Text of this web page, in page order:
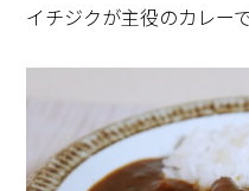
イチジクが主役のカレーで